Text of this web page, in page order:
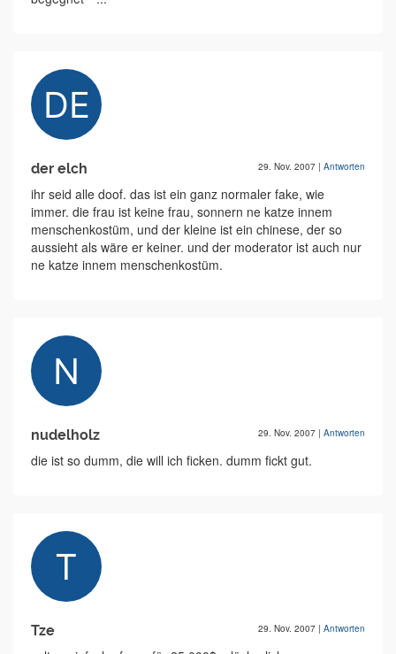
der elch 29. Nov. 2007 | Antworten
ihr seid alle doof. das ist ein ganz normaler fake, wie
immer. die frau ist keine frau, sonnern ne katze innem
menschenkostüm, und der kleine ist ein chinese, der so
aussieht als wäre er keiner. und der moderator ist auch nur
ne katze innem menschenkostüm.
nudelholz 29. Nov. 2007 | Antworten
die ist so dumm, die will ich ficken. dumm fickt gut.
Tze 29. Nov. 2007 | Antworten